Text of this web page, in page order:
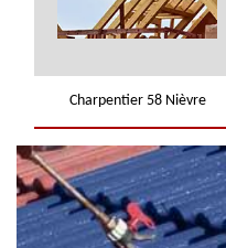
Charpentier 58 Nièvre